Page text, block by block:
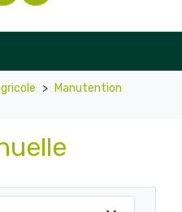
Manutention